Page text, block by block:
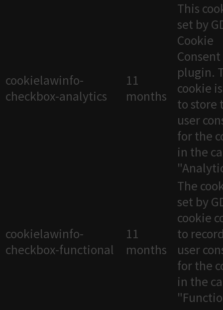
cookielawinfo-
checkbox-analytics
11
months
This
set by
Cookie
Consent
plugin.
cookie
to store
user
for the
in the
cookielawinfo-
checkbox-functional
11
months
The
set by
cookie
to
user
for the
in the